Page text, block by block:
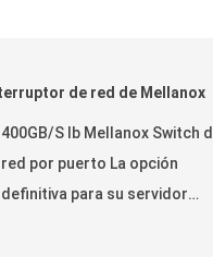
de red de Mellanox
400GB/S Ib Mellanox Switch
red por puerto La opción
definitiva para su servidor